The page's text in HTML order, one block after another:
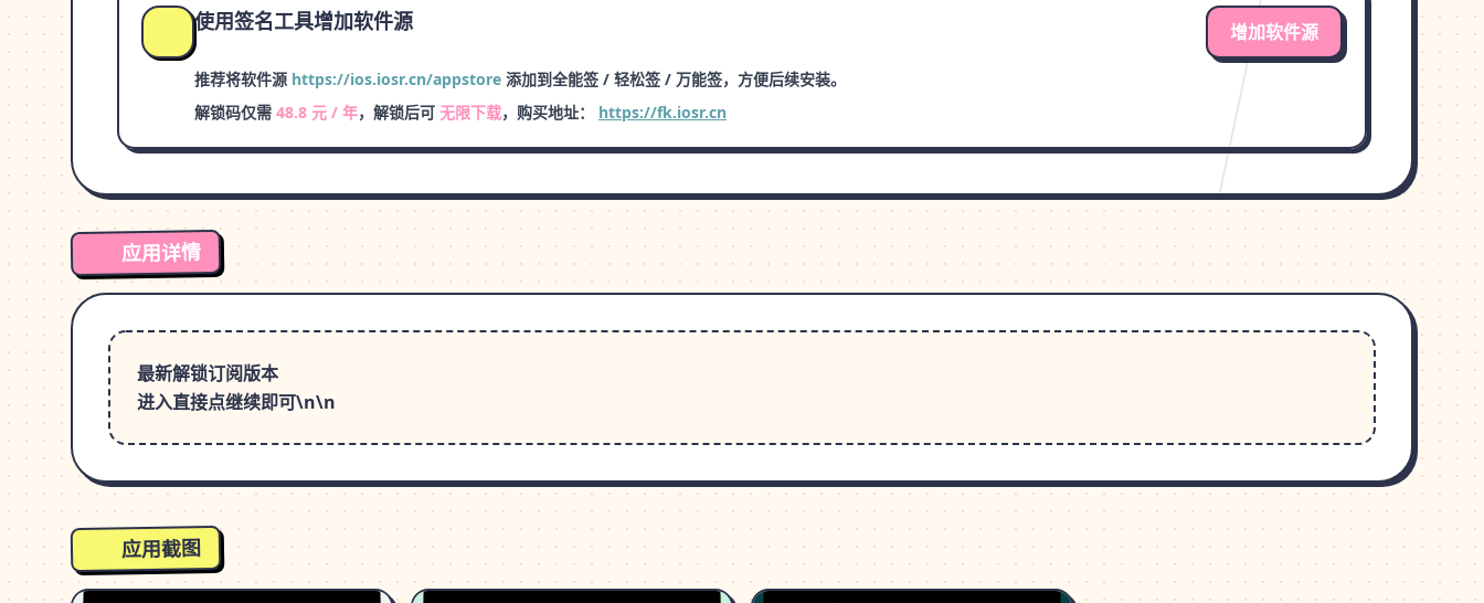
使用签名工具增加软件源 增加软件源
推荐将软件源 https://ios.iosr.cn/appstore 添加到全能签 / 轻松签 / 万能签，方便后续安装。
解锁码仅需 48.8 元 / 年，解锁后可 无限下载，购买地址： https://fk.iosr.cn
应用详情
最新解锁订阅版本
进入直接点继续即可\n\n
应用截图